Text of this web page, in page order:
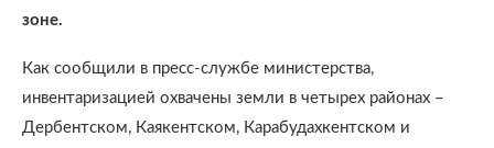
зоне.
Как сообщили в пресс-службе министерства,
инвентаризацией охвачены земли в четырех районах –
Дербентском, Каякентском, Карабудахкентском и